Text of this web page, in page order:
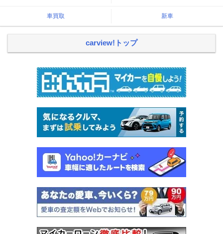
車買取 新車
carview!トップ